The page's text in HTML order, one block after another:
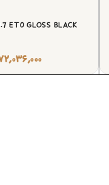
ET0 GLOSS BLACK